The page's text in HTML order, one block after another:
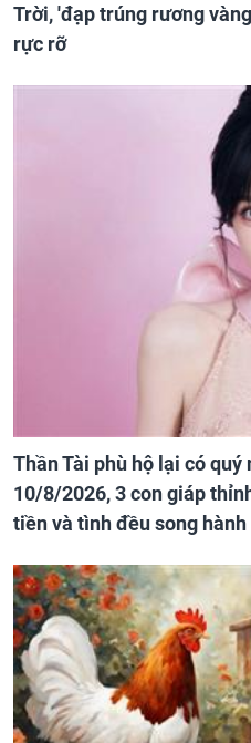
Trời, 'đạp trúng rương
rực rỡ
Thần Tài phù hộ lại có
10/8/2026, 3 con giáp
tiền và tình đều song